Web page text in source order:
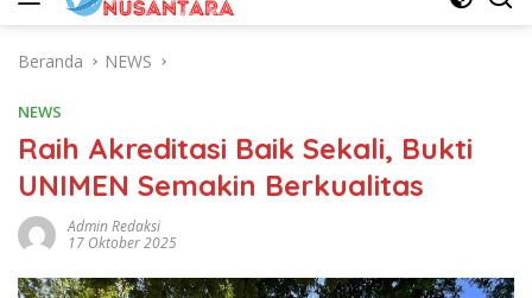
Beranda NEWS
NEWS
Raih Akreditasi Baik Sekali, Bukti
UNIMEN Semakin Berkualitas
Admin Redaksi
17 Oktober 2025